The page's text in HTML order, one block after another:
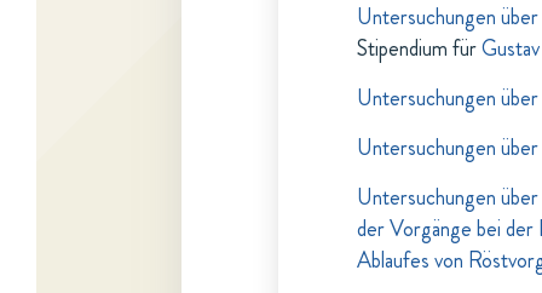
Untersuchungen
Stipendium für
Untersuchungen
Untersuchungen
Untersuchungen
der Vorgänge bei der
Ablaufes von